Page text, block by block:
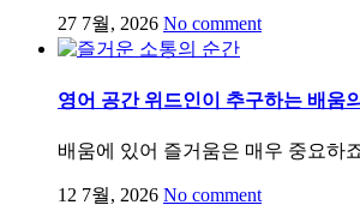
27 7월, 2026 No comment
영어 공간 위드인이 추구하는 배움
배움에 있어 즐거움은 매우 중요하
12 7월, 2026 No comment